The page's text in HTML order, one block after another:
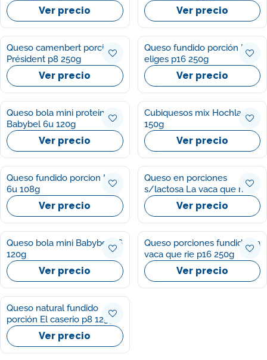
Ver precio Ver precio
Queso camenbert porción
Président p8 250g
Ver precio
Queso fundido porción Ifa
eliges p16 250g
Ver precio
Queso bola mini proteina
Babybel 6u 120g
Ver precio
Cubiquesos mix Hochland
150g
Ver precio
Queso fundido porcion Kiri
6u 108g
Ver precio
Queso en porciones
s/lactosa La vaca que rie
p8 120gVer precio
Queso bola mini Babybel p6
120g
Ver precio
Queso porciones fundido La
vaca que rie p16 250g
Ver precio
Queso natural fundido
porción El caserio p8 125g
Ver precio